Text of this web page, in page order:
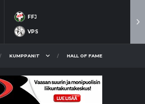
FFJ
VPS
KUMPPANIT HALL OF FAME